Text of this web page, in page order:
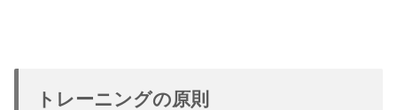
トレーニングの原則